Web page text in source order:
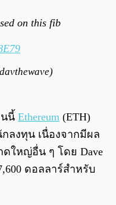
on this fib
นนี้ Ethereum (ETH)
ลงทุน เนื่องจากมีผล
ใหญ่อื่น ๆ โดย Dave
ดอลลาร์สำหรับ